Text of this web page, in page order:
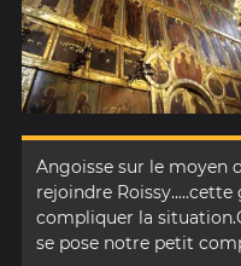
Angoisse sur le moyen
rejoindre Roissy.....cette
compliquer la
se pose notre petit